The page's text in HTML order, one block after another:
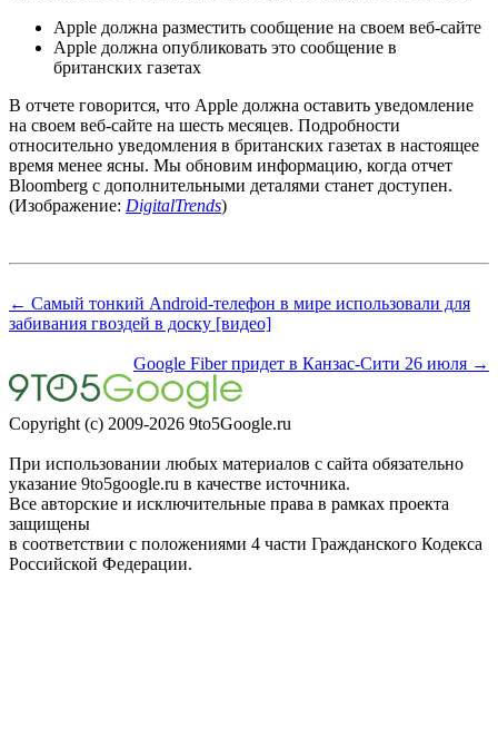
Apple должна разместить сообщение на своем веб-сайте
Apple должна опубликовать это сообщение в
британских газетах
В отчете говорится, что Apple должна оставить уведомление
на своем веб-сайте на шесть месяцев. Подробности
относительно уведомления в британских газетах в настоящее
время менее ясны. Мы обновим информацию, когда отчет
Bloomberg с дополнительными деталями станет доступен.
(Изображение: DigitalTrends)
← Самый тонкий Android-телефон в мире использовали для
забивания гвоздей в доску [видео]
Google Fiber придет в Канзас-Сити 26 июля →
Copyright (c) 2009-2026 9to5Google.ru
При использовании любых материалов с сайта обязательно
указание 9to5google.ru в качестве источника.
Все авторские и исключительные права в рамках проекта
защищены
в соответствии с положениями 4 части Гражданского Кодекса
Российской Федерации.